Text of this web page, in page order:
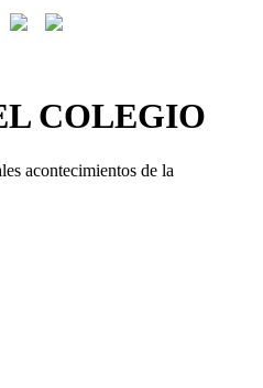
COLEGIO
acontecimientos de la